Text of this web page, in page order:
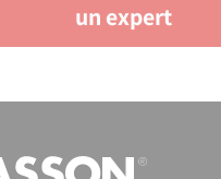
un expert